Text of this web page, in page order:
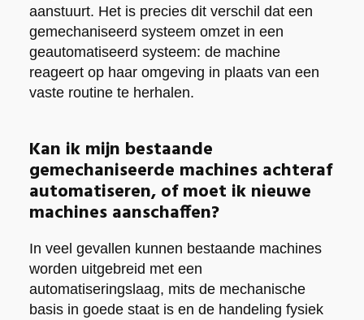
aanstuurt. Het is precies dit verschil dat een
gemechaniseerd systeem omzet in een
geautomatiseerd systeem: de machine
reageert op haar omgeving in plaats van een
vaste routine te herhalen.
Kan ik mijn bestaande
gemechaniseerde machines achteraf
automatiseren, of moet ik nieuwe
machines aanschaffen?
In veel gevallen kunnen bestaande machines
worden uitgebreid met een
automatiseringslaag, mits de mechanische
basis in goede staat is en de handeling fysiek